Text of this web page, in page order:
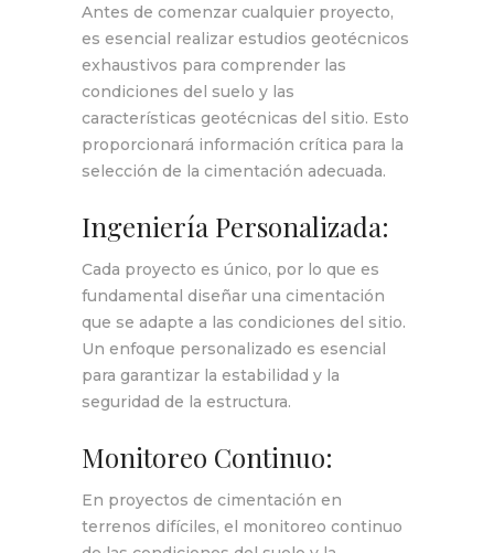
Antes de comenzar cualquier proyecto,
es esencial realizar estudios geotécnicos
exhaustivos para comprender las
condiciones del suelo y las
características geotécnicas del sitio. Esto
proporcionará información crítica para la
selección de la cimentación adecuada.
Ingeniería Personalizada:
Cada proyecto es único, por lo que es
fundamental diseñar una cimentación
que se adapte a las condiciones del sitio.
Un enfoque personalizado es esencial
para garantizar la estabilidad y la
seguridad de la estructura.
Monitoreo Continuo:
En proyectos de cimentación en
terrenos difíciles, el monitoreo continuo